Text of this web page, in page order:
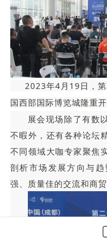
2023年4月19日，
国西部国际博览城隆重开
展会现场除了有数
不暇外，还有各种论坛
不同领域大咖专家聚焦
剖析市场发展方向与
强、质量佳的交流和商贸